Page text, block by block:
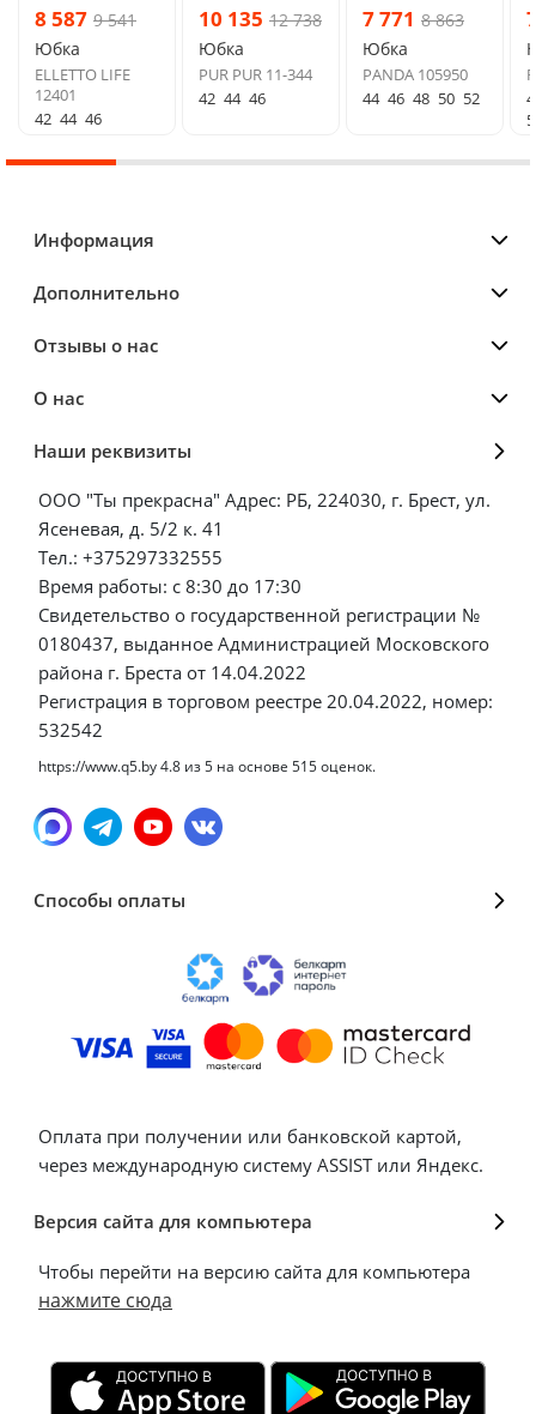
8 587 9 541
Юбка
ELLETTO LIFE
12401
42 44 46
10 135 12 738
Юбка
PUR PUR 11-344
42 44 46
7 771 8 863
Юбка
PANDA 105950
44 46 48 50 52
Информация
Дополнительно
Отзывы о нас
О нас
Наши реквизиты
ООО "Ты прекрасна" Адрес: РБ, 224030, г. Брест, ул.
Ясеневая, д. 5/2 к. 41
Тел.: +375297332555
Время работы: с 8:30 до 17:30
Свидетельство о государственной регистрации №
0180437, выданное Администрацией Московского
района г. Бреста от 14.04.2022
Регистрация в торговом реестре 20.04.2022, номер:
532542
https://www.q5.by4.8 из5 на основе 515оценок.
Способы оплаты
Оплата при получении или банковской картой,
через международную систему ASSIST или Яндекс.
Версия сайта для компьютера
Чтобы перейти на версию сайта для компьютера
нажмите сюда